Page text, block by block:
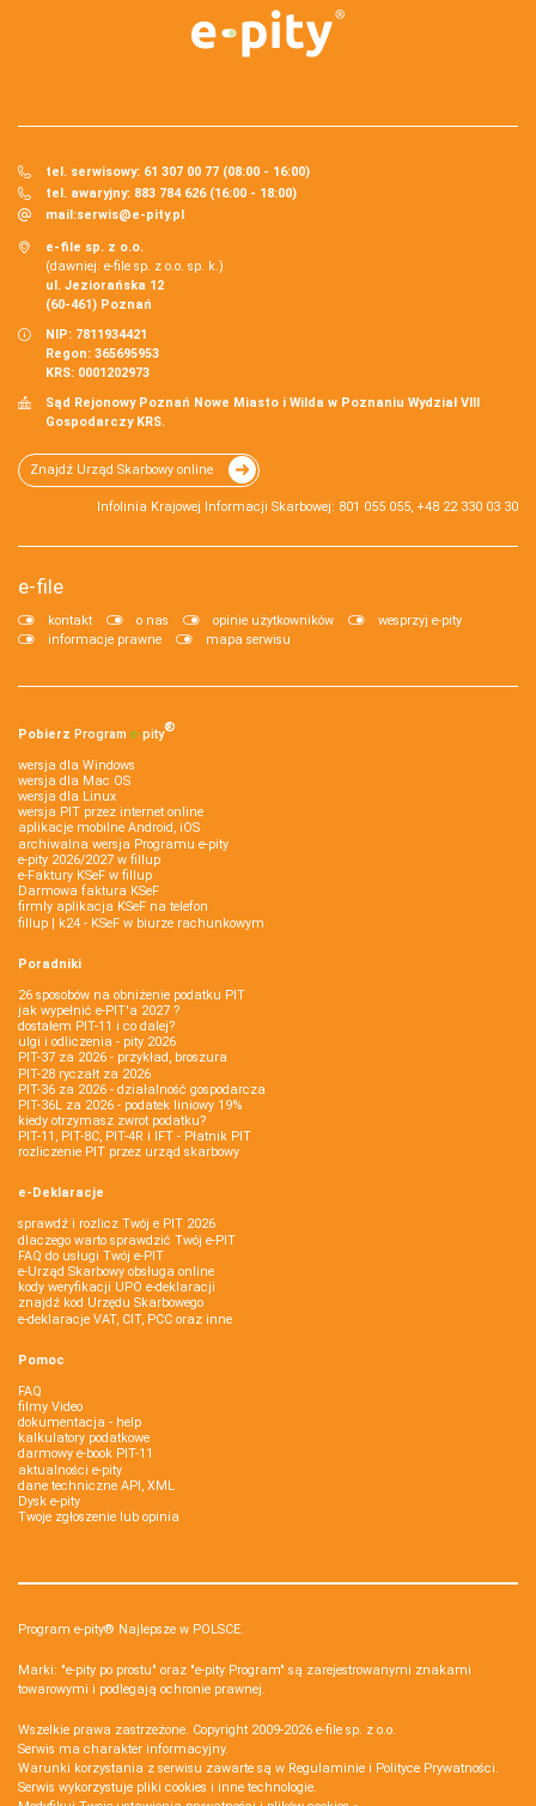
tel. serwisowy: 61 307 00 77 (08:00 - 16:00)
tel. awaryjny: 883 784 626 (16:00 - 18:00)
mail:serwis@e-pity.pl
e-file sp. z o.o.
(dawniej: e-file sp. z o.o. sp. k.)
ul. Jeziorańska 12
(60-461) Poznań
NIP: 7811934421
Regon: 365695953
KRS: 0001202973
Sąd Rejonowy Poznań Nowe Miasto i Wilda w Poznaniu Wydział VIII
Gospodarczy KRS.
Znajdź Urząd Skarbowy online
Infolinia Krajowej Informacji Skarbowej: 801 055 055, +48 22 330 03 30
e-file
kontakt o nas opinie użytkowników
wesprzyj e-pity
informacje prawne
mapa serwisu
Pobierz Program e‑pity®
wersja dla Windows
wersja dla Mac OS
wersja dla Linux
wersja PIT przez internet online
aplikacje mobilne Android, iOS
archiwalna wersja Programu e-pity
e-pity 2026/2027 w fillup
e‑Faktury KSeF w fillup
Darmowa faktura KSeF
firmly aplikacja KSeF na telefon
fillup | k24 - KSeF w biurze rachunkowym
Poradniki
26 sposobów na obniżenie podatku PIT
jak wypełnić e-PIT'a 2027 ?
dostałem PIT-11 i co dalej?
ulgi i odliczenia - pity 2026
PIT-37 za 2026 - przykład, broszura
PIT-28 ryczałt za 2026
PIT-36 za 2026 - działalność gospodarcza
PIT-36L za 2026 - podatek liniowy 19%
kiedy otrzymasz zwrot podatku?
PIT-11, PIT-8C, PIT-4R i IFT - Płatnik PIT
rozliczenie PIT przez urząd skarbowy
e-Deklaracje
sprawdź i rozlicz Twój e PIT 2026
dlaczego warto sprawdzić Twój e-PIT
FAQ do usługi Twój e-PIT
e-Urząd Skarbowy obsługa online
kody weryfikacji UPO e-deklaracji
znajdź kod Urzędu Skarbowego
e-deklaracje VAT, CIT, PCC oraz inne
Pomoc
FAQ
filmy Video
dokumentacja - help
kalkulatory podatkowe
darmowy e-book PIT-11
aktualności e-pity
dane techniczne API, XML
Dysk e-pity
Twoje zgłoszenie lub opinia
Program e-pity® Najlepsze w POLSCE.
Marki: "e-pity po prostu" oraz "e-pity Program" są zarejestrowanymi znakami
towarowymi i podlegają ochronie prawnej.
Wszelkie prawa zastrzeżone. Copyright 2009-2026 e-file sp. z o.o.
Serwis ma charakter informacyjny.
Warunki korzystania z serwisu zawarte są w Regulaminie i Polityce Prywatności.
Serwis wykorzystuje pliki cookies i inne technologie.